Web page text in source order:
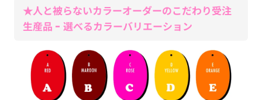
★人と被らないカラーオーダーのこだわり受注
生産品 - 選べるカラーバリエーション